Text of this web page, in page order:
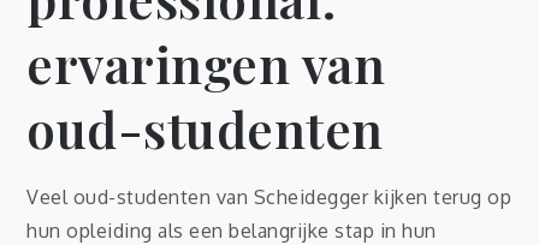
ervaringen van
oud-studenten
Veel oud-studenten van Scheidegger kijken terug op
hun opleiding als een belangrijke stap in hun